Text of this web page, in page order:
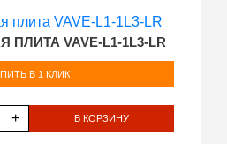
ПЛИТА VAVE-L1-1L3-LR
В 1 КЛИК
+ В КОРЗИНУ